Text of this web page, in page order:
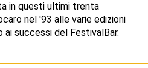
in questi ultimi trenta
nel '93 alle varie edizioni
ai successi del FestivalBar.